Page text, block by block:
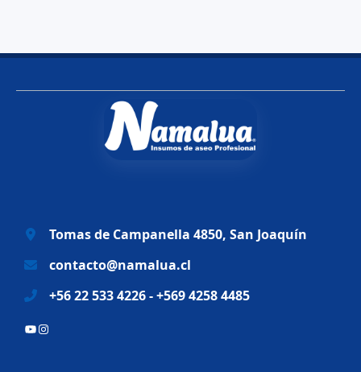
i
:
$
3
t
a
e
9
.
9
Tomas de Campanella 4850, San Joaquín
contacto@namalua.cl
+56 22 533 4226 - +569 4258 4485
YouTube
Instagram